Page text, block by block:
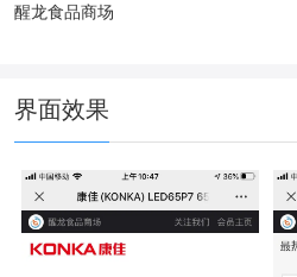
醒龙食品商场
界面效果